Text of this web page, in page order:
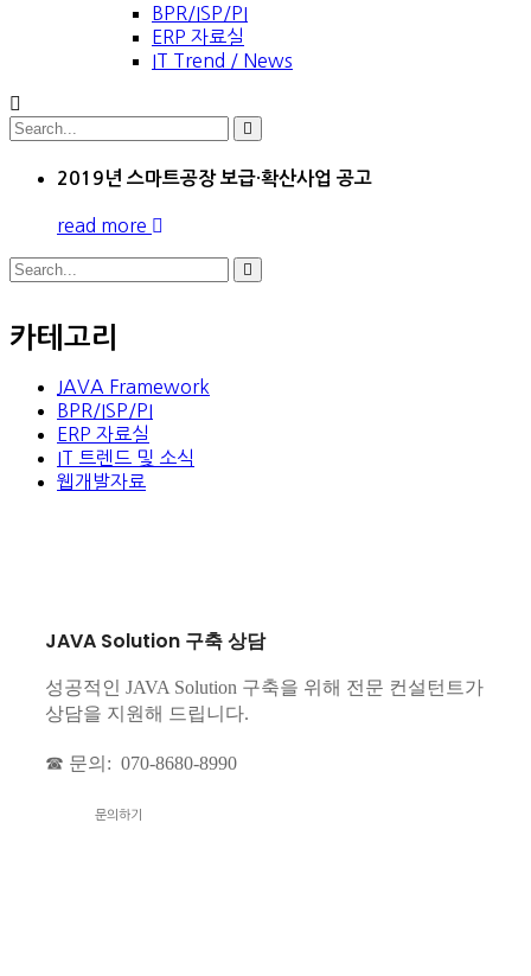
BPR/ISP/PI
ERP 자료실
IT Trend / News
2019년 스마트공장 보급·확산사업 공고
read more
카테고리
JAVA Framework
BPR/ISP/PI
ERP 자료실
IT 트렌드 및 소식
웹개발자료
JAVA Solution 구축 상담
성공적인 JAVA Solution 구축을 위해 전문 컨설턴트가
상담을 지원해 드립니다.
☎ 문의: 070-8680-8990
문의하기